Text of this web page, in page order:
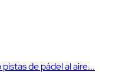
de pádel al aire...